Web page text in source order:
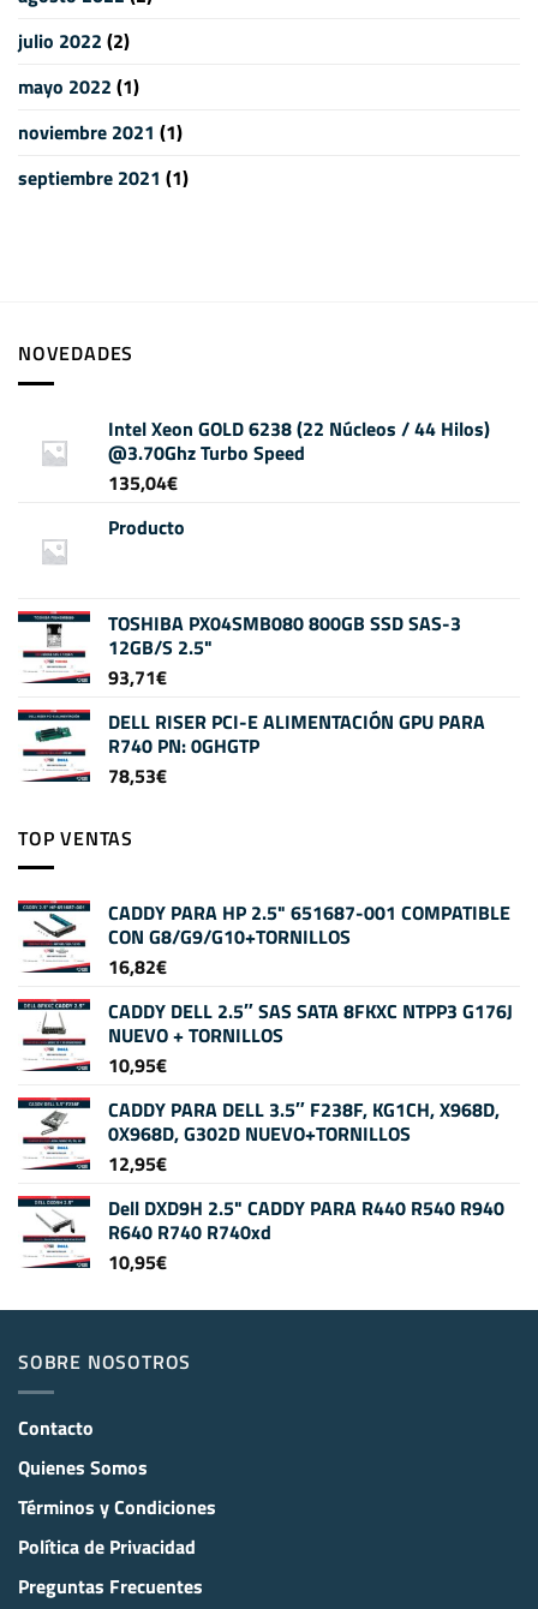
julio 2022 (2)
mayo 2022 (1)
noviembre 2021 (1)
septiembre 2021 (1)
NOVEDADES
Intel Xeon GOLD 6238 (22 Núcleos / 44 Hilos)
@3.70Ghz Turbo Speed
135,04€
Producto
TOSHIBA PX04SMB080 800GB SSD SAS-3
12GB/S 2.5"
93,71€
DELL RISER PCI-E ALIMENTACIÓN GPU PARA
R740 PN: 0GHGTP
78,53€
TOP VENTAS
CADDY PARA HP 2.5" 651687-001 COMPATIBLE
CON G8/G9/G10+TORNILLOS
16,82€
CADDY DELL 2.5″ SAS SATA 8FKXC NTPP3 G176J
NUEVO + TORNILLOS
10,95€
CADDY PARA DELL 3.5″ F238F, KG1CH, X968D,
0X968D, G302D NUEVO+TORNILLOS
12,95€
Dell DXD9H 2.5" CADDY PARA R440 R540 R940
R640 R740 R740xd
10,95€
SOBRE NOSOTROS
Contacto
Quienes Somos
Términos y Condiciones
Política de Privacidad
Preguntas Frecuentes